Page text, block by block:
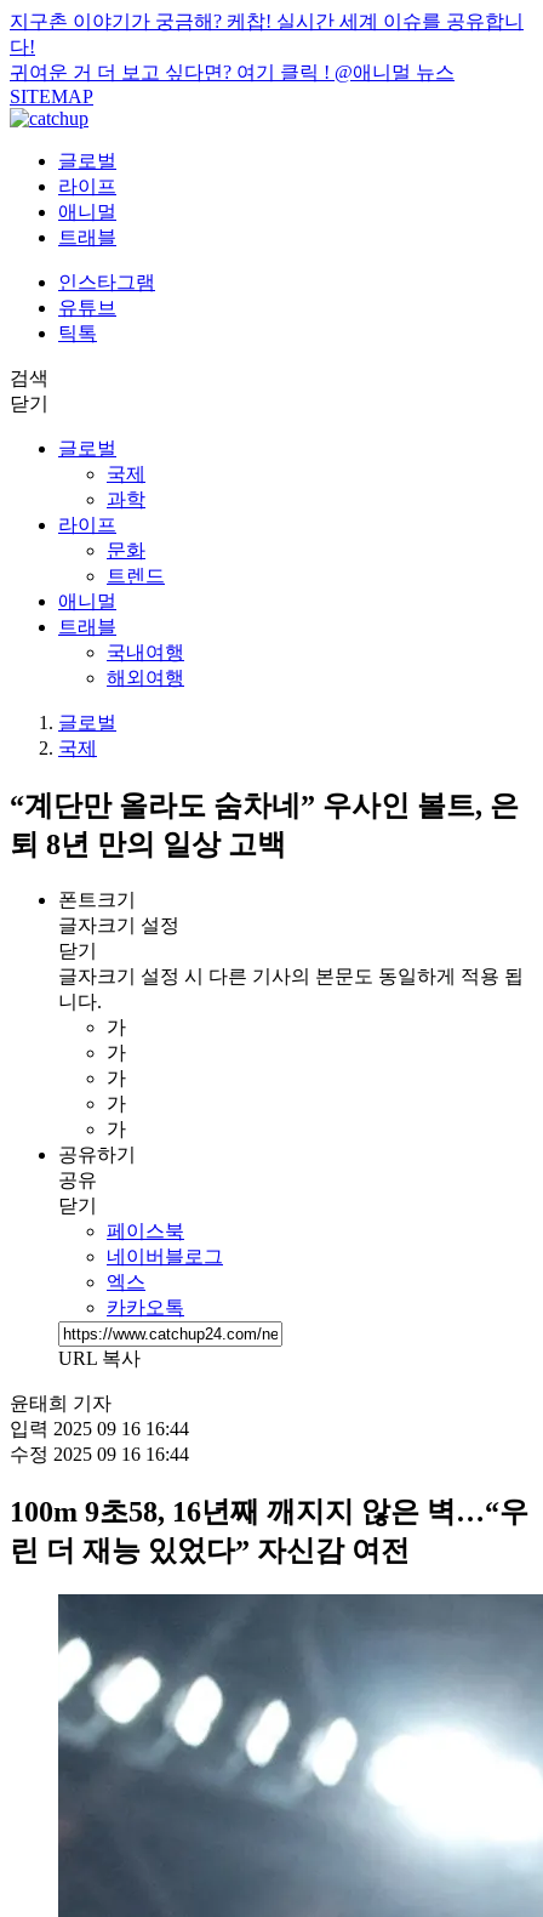
지구촌 이야기가 궁금해? 케찹! 실시간 세계 이슈를 공유합니
다!
귀여운 거 더 보고 싶다면? 여기 클릭 ! @애니멀 뉴스
SITEMAP
글로벌
라이프
애니멀
트래블
인스타그램
유튜브
틱톡
검색
닫기
글로벌
국제
과학
라이프
문화
트렌드
애니멀
트래블
국내여행
해외여행
글로벌
국제
“계단만 올라도 숨차네” 우사인 볼트, 은
퇴 8년 만의 일상 고백
폰트크기
글자크기 설정
닫기
글자크기 설정 시 다른 기사의 본문도 동일하게 적용 됩
니다.
가
가
가
가
가
공유하기
공유
닫기
페이스북
네이버블로그
엑스
카카오톡
URL 복사
윤태희 기자
입력 2025 09 16 16:44
수정 2025 09 16 16:44
100m 9초58, 16년째 깨지지 않은 벽…“우
린 더 재능 있었다” 자신감 여전